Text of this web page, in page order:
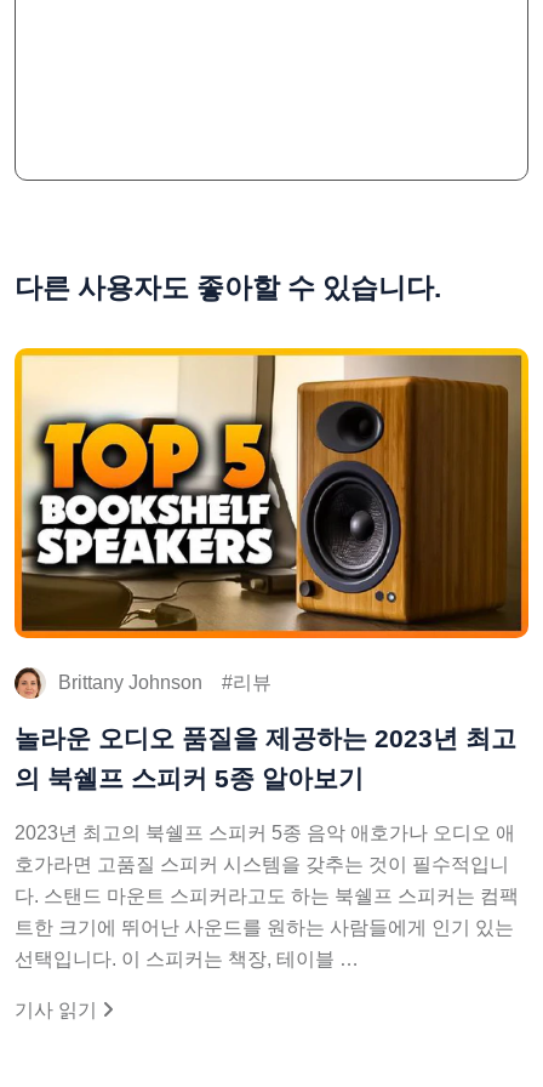
다른 사용자도 좋아할 수 있습니다.
Brittany Johnson 리뷰
놀라운 오디오 품질을 제공하는 2023년 최고
의 북쉘프 스피커 5종 알아보기
2023년 최고의 북쉘프 스피커 5종 음악 애호가나 오디오 애
호가라면 고품질 스피커 시스템을 갖추는 것이 필수적입니
다. 스탠드 마운트 스피커라고도 하는 북쉘프 스피커는 컴팩
트한 크기에 뛰어난 사운드를 원하는 사람들에게 인기 있는
선택입니다. 이 스피커는 책장, 테이블 …
기사 읽기